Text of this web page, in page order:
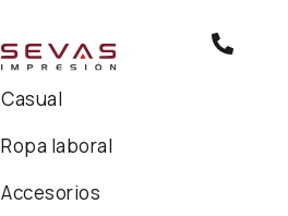
Casual
Ropa laboral
Accesorios